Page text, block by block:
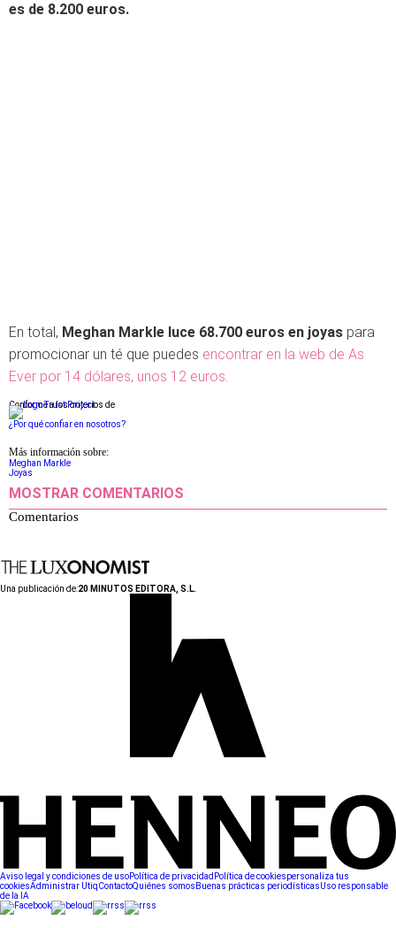
es de 8.200 euros.
En total, Meghan Markle luce 68.700 euros en joyas para
promocionar un té que puedes encontrar en la web de As
Ever por 14 dólares, unos 12 euros.
Conforme a los criterios de
¿Por qué confiar en nosotros?
Más información sobre:
Meghan Markle
Joyas
MOSTRAR COMENTARIOS
Comentarios
Una publicación de:20 MINUTOS EDITORA, S.L.
Aviso legal y condiciones de usoPolítica de privacidad Política de cookiespersonaliza tus
cookiesAdministrar UtiqContactoQuiénes somos Buenas prácticas periodísticasUso responsable
de la IA